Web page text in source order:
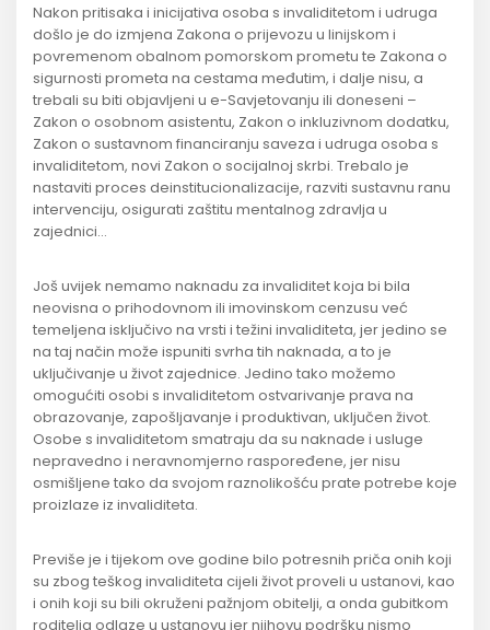
Nakon pritisaka i inicijativa osoba s invaliditetom i udruga
došlo je do izmjena Zakona o prijevozu u linijskom i
povremenom obalnom pomorskom prometu te Zakona o
sigurnosti prometa na cestama međutim, i dalje nisu, a
trebali su biti objavljeni u e-Savjetovanju ili doneseni –
Zakon o osobnom asistentu, Zakon o inkluzivnom dodatku,
Zakon o sustavnom financiranju saveza i udruga osoba s
invaliditetom, novi Zakon o socijalnoj skrbi. Trebalo je
nastaviti proces deinstitucionalizacije, razviti sustavnu ranu
intervenciju, osigurati zaštitu mentalnog zdravlja u
zajednici…
Još uvijek nemamo naknadu za invaliditet koja bi bila
neovisna o prihodovnom ili imovinskom cenzusu već
temeljena isključivo na vrsti i težini invaliditeta, jer jedino se
na taj način može ispuniti svrha tih naknada, a to je
uključivanje u život zajednice. Jedino tako možemo
omogućiti osobi s invaliditetom ostvarivanje prava na
obrazovanje, zapošljavanje i produktivan, uključen život.
Osobe s invaliditetom smatraju da su naknade i usluge
nepravedno i neravnomjerno raspoređene, jer nisu
osmišljene tako da svojom raznolikošću prate potrebe koje
proizlaze iz invaliditeta.
Previše je i tijekom ove godine bilo potresnih priča onih koji
su zbog teškog invaliditeta cijeli život proveli u ustanovi, kao
i onih koji su bili okruženi pažnjom obitelji, a onda gubitkom
roditelja odlaze u ustanovu jer njihovu podršku nismo